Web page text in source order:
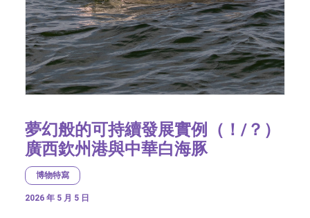
夢幻般的可持續發展實例（！/？）
廣西欽州港與中華白海豚
博物特寫
2026 年 5 月 5 日